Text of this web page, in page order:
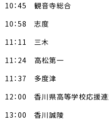
10：45 観音寺総合
10：58 志度
11：11 三木
11：24 高松第一
11：37 多度津
12：00 香川県高等学校応援連
13：00 香川誠陵